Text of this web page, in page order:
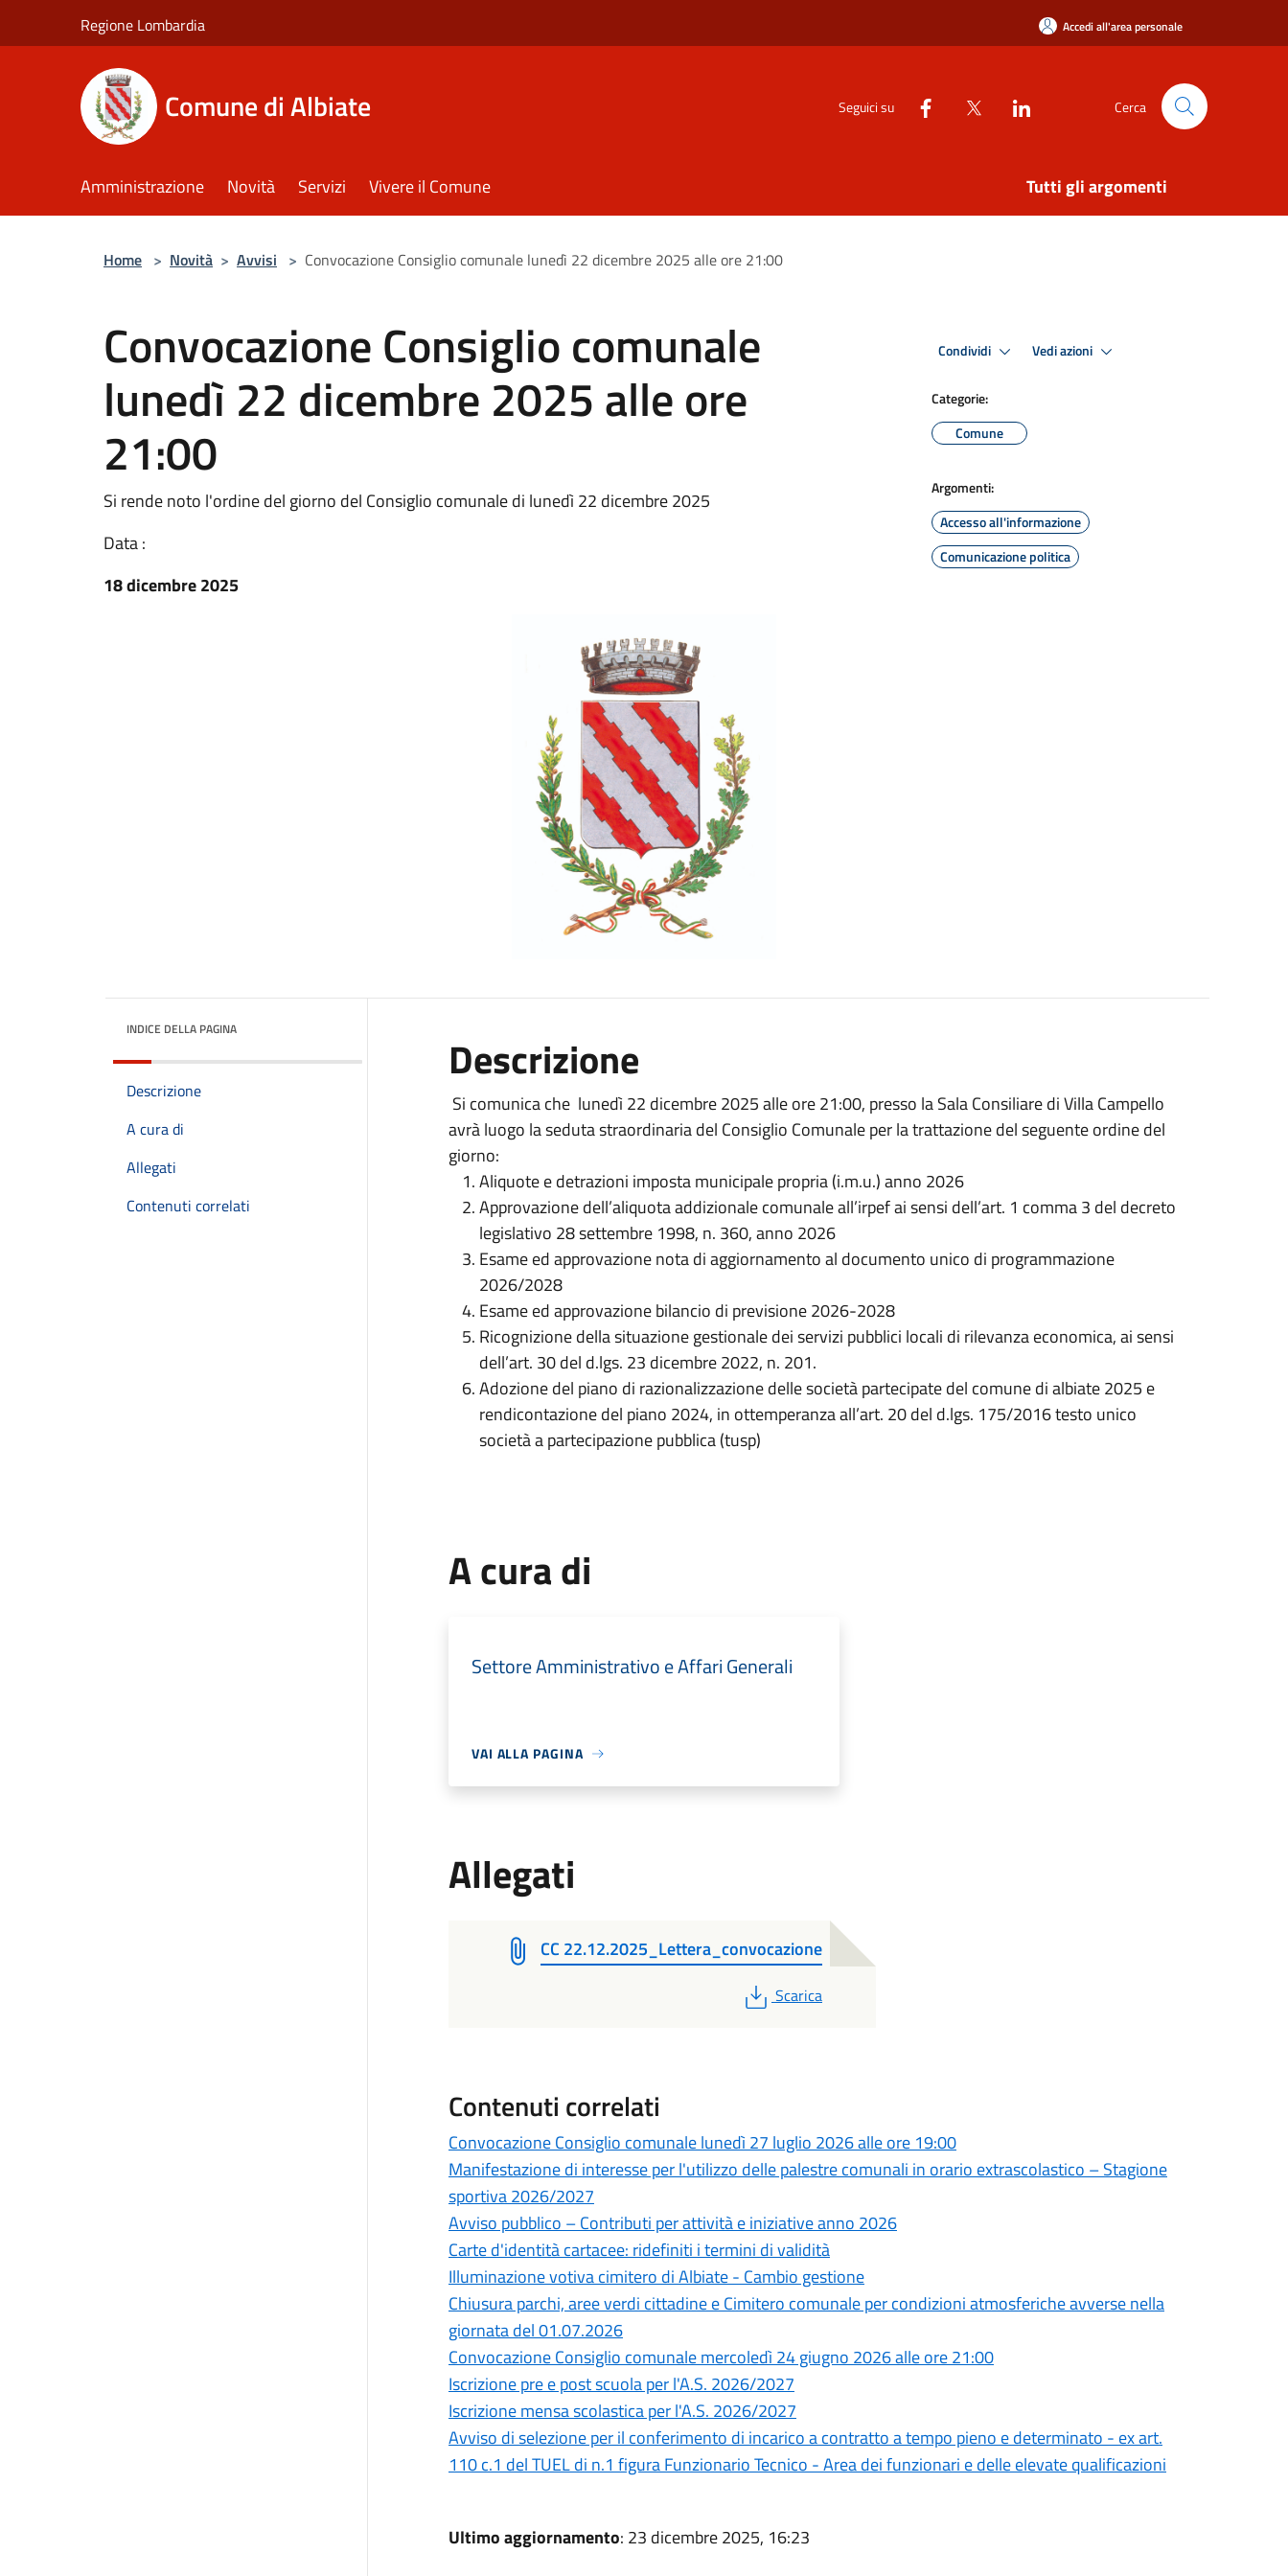
Regione Lombardia Accedi all'area personale
Comune di Albiate Seguici su Cerca
Amministrazione Novità Servizi Vivere il Comune Tutti gli argomenti
Home > Novità > Avvisi > Convocazione Consiglio comunale lunedì 22 dicembre 2025 alle ore 21:00
Convocazione Consiglio comunale
lunedì 22 dicembre 2025 alle ore
21:00
Si rende noto l'ordine del giorno del Consiglio comunale di lunedì 22 dicembre 2025
Data :
18 dicembre 2025
Condividi Vedi azioni
Categorie:
Comune
Argomenti:
Accesso all'informazione
Comunicazione politica
INDICE DELLA PAGINA
Descrizione
A cura di
Allegati
Contenuti correlati
Descrizione
Si comunica che lunedì 22 dicembre 2025 alle ore 21:00, presso la Sala Consiliare di Villa Campello
avrà luogo la seduta straordinaria del Consiglio Comunale per la trattazione del seguente ordine del
giorno:
Aliquote e detrazioni imposta municipale propria (i.m.u.) anno 2026
Approvazione dell’aliquota addizionale comunale all’irpef ai sensi dell’art. 1 comma 3 del decreto
legislativo 28 settembre 1998, n. 360, anno 2026
Esame ed approvazione nota di aggiornamento al documento unico di programmazione
2026/2028
Esame ed approvazione bilancio di previsione 2026-2028
Ricognizione della situazione gestionale dei servizi pubblici locali di rilevanza economica, ai sensi
dell’art. 30 del d.lgs. 23 dicembre 2022, n. 201.
Adozione del piano di razionalizzazione delle società partecipate del comune di albiate 2025 e
rendicontazione del piano 2024, in ottemperanza all’art. 20 del d.lgs. 175/2016 testo unico
società a partecipazione pubblica (tusp)
A cura di
Settore Amministrativo e Affari Generali
VAI ALLA PAGINA
Allegati
CC 22.12.2025_Lettera_convocazione
PDF
Scarica
Contenuti correlati
Convocazione Consiglio comunale lunedì 27 luglio 2026 alle ore 19:00
Manifestazione di interesse per l'utilizzo delle palestre comunali in orario extrascolastico – Stagione
sportiva 2026/2027
Avviso pubblico – Contributi per attività e iniziative anno 2026
Carte d'identità cartacee: ridefiniti i termini di validità
Illuminazione votiva cimitero di Albiate - Cambio gestione
Chiusura parchi, aree verdi cittadine e Cimitero comunale per condizioni atmosferiche avverse nella
giornata del 01.07.2026
Convocazione Consiglio comunale mercoledì 24 giugno 2026 alle ore 21:00
Iscrizione pre e post scuola per l'A.S. 2026/2027
Iscrizione mensa scolastica per l'A.S. 2026/2027
Avviso di selezione per il conferimento di incarico a contratto a tempo pieno e determinato - ex art.
110 c.1 del TUEL di n.1 figura Funzionario Tecnico - Area dei funzionari e delle elevate qualificazioni
Ultimo aggiornamento: 23 dicembre 2025, 16:23